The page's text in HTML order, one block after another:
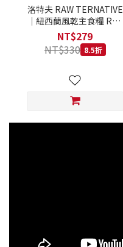
洛特夫 RAW TERNATIVE
｜紐西蘭風乾主食糧 RT3
羊肉 142g｜風乾主食糧 羊
肉 全齡犬 狗飼料
NT$279
NT$330 8.5折